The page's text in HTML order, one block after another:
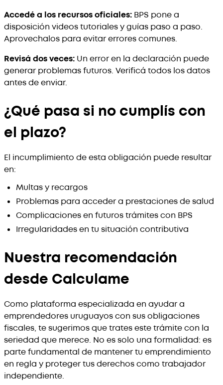
Accedé a los recursos oficiales: BPS pone a
disposición videos tutoriales y guías paso a paso.
Aprovechalos para evitar errores comunes.
Revisá dos veces: Un error en la declaración puede
generar problemas futuros. Verificá todos los datos
antes de enviar.
¿Qué pasa si no cumplís con
el plazo?
El incumplimiento de esta obligación puede resultar
en:
Multas y recargos
Problemas para acceder a prestaciones de salud
Complicaciones en futuros trámites con BPS
Irregularidades en tu situación contributiva
Nuestra recomendación
desde Calculame
Como plataforma especializada en ayudar a
emprendedores uruguayos con sus obligaciones
fiscales, te sugerimos que trates este trámite con la
seriedad que merece. No es solo una formalidad: es
parte fundamental de mantener tu emprendimiento
en regla y proteger tus derechos como trabajador
independiente.